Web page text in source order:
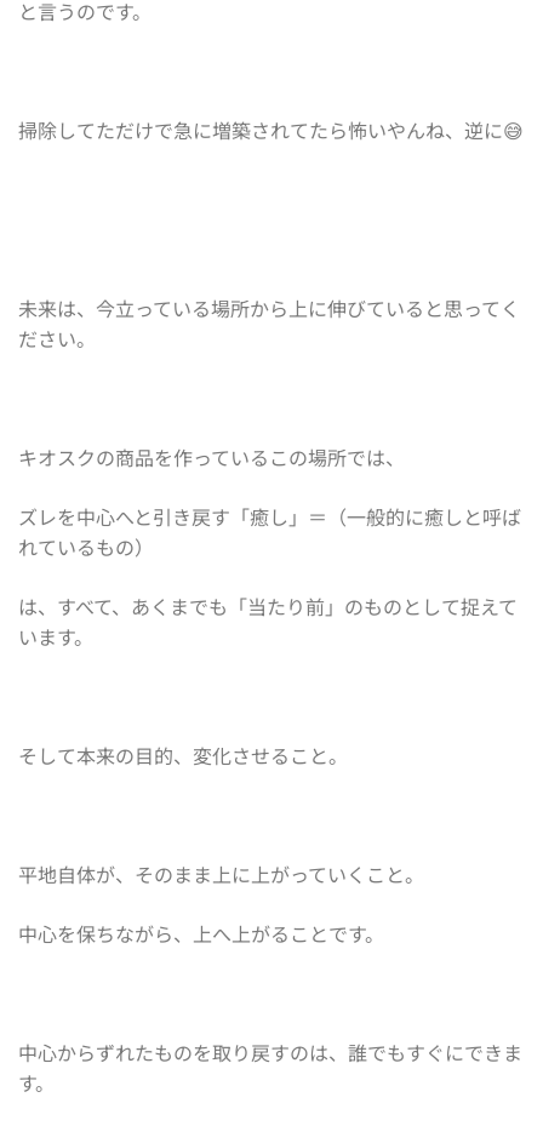
と言うのです。
掃除してただけで急に増築されてたら怖いやんね、逆に😅
未来は、今立っている場所から上に伸びていると思ってく
ださい。
キオスクの商品を作っているこの場所では、
ズレを中心へと引き戻す「癒し」＝（一般的に癒しと呼ば
れているもの）
は、すべて、あくまでも「当たり前」のものとして捉えて
います。
そして本来の目的、変化させること。
平地自体が、そのまま上に上がっていくこと。
中心を保ちながら、上へ上がることです。
中心からずれたものを取り戻すのは、誰でもすぐにできま
す。